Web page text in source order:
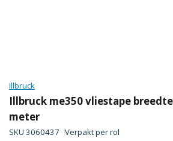
Illbruck
Illbruck me350 vliestape
meter
SKU 3060437 Verpakt perrol